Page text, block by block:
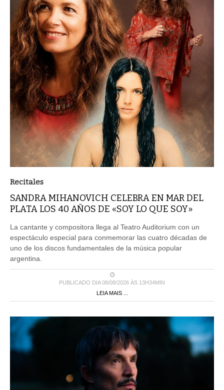
Recitales
SANDRA MIHANOVICH CELEBRA EN MAR DEL
PLATA LOS 40 AÑOS DE «SOY LO QUE SOY»
La cantante y compositora llega al Teatro Auditorium con un
espectáculo especial para conmemorar las cuatro décadas de
uno de los discos fundamentales de la música popular
argentina.
PUBLICADO DIA 08/08/2026 ÀS 13H34MIN
LEIA MAIS ...